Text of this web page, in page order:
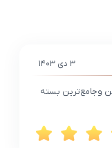
۳ دی ۱۴۰۳
وجامع‌ترین بسته